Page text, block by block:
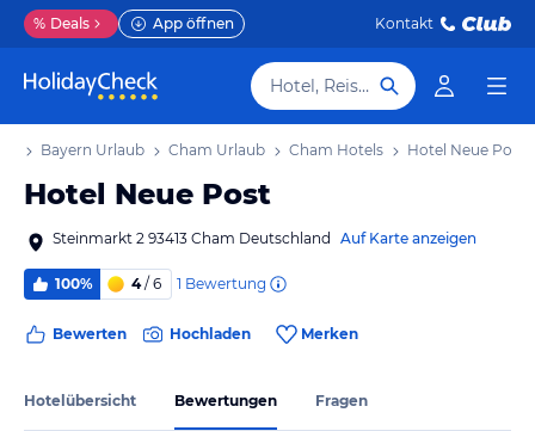
% Deals App öffnen Kontakt
Hotel, Reiseziel
Bayern Urlaub Cham Urlaub Cham Hotels Hotel Neue Post
Hotel Neue Post
Steinmarkt 2 93413 Cham Deutschland Auf Karte anzeigen
100% 4/ 6 1 Bewertung
Bewerten Hochladen Merken
Hotelübersicht Bewertungen Fragen